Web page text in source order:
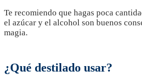
Te recomiendo que hagas poca
el azúcar y el alcohol son buenos
magia.
¿Qué destilado usar?